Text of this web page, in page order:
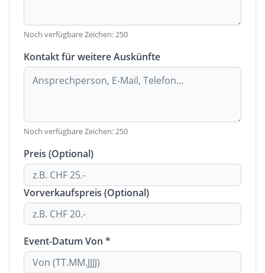
Noch verfügbare Zeichen:250
Kontakt für weitere Auskünfte
Noch verfügbare Zeichen:250
Preis (Optional)
Vorverkaufspreis (Optional)
Event-Datum Von *